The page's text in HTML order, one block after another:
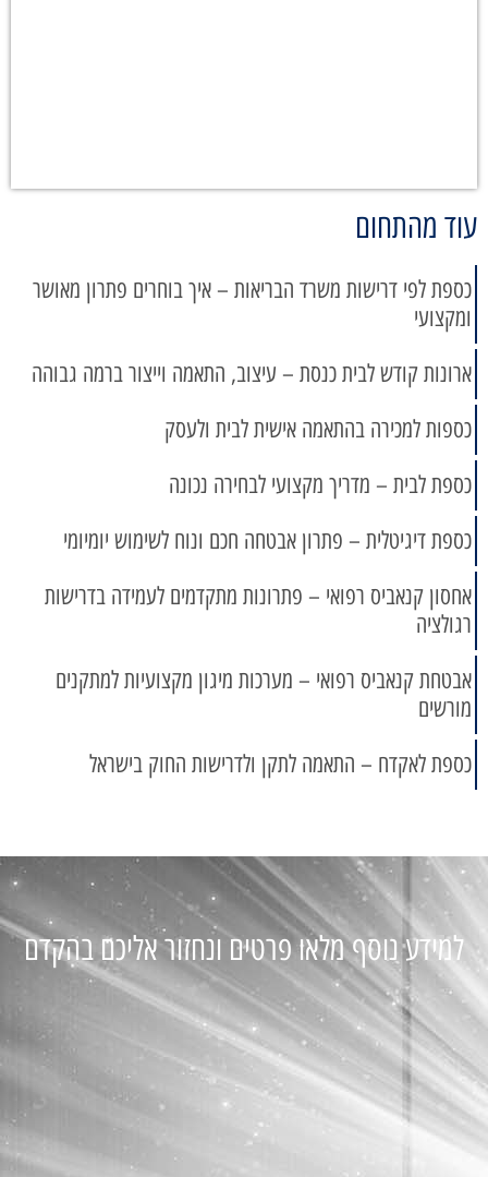
עוד מהתחום
כספת לפי דרישות משרד הבריאות – איך בוחרים פתרון מאושר
ומקצועי
ארונות קודש לבית כנסת – עיצוב, התאמה וייצור ברמה גבוהה
כספות למכירה בהתאמה אישית לבית ולעסק
כספת לבית – מדריך מקצועי לבחירה נכונה
כספת דיגיטלית – פתרון אבטחה חכם ונוח לשימוש יומיומי
אחסון קנאביס רפואי – פתרונות מתקדמים לעמידה בדרישות
רגולציה
אבטחת קנאביס רפואי – מערכות מיגון מקצועיות למתקנים
מורשים
כספת לאקדח – התאמה לתקן ולדרישות החוק בישראל
למידע נוסף מלאו פרטים ונחזור אליכם בהקדם